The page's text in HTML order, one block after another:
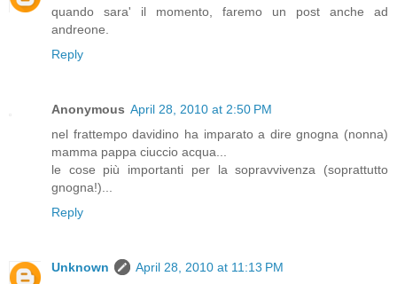
quando sara' il momento, faremo un post anche ad
andreone.
Reply
Anonymous April 28, 2010 at 2:50 PM
nel frattempo davidino ha imparato a dire gnogna (nonna)
mamma pappa ciuccio acqua...
le cose più importanti per la sopravvivenza (soprattutto
gnogna!)...
Reply
Unknown
April 28, 2010 at 11:13 PM